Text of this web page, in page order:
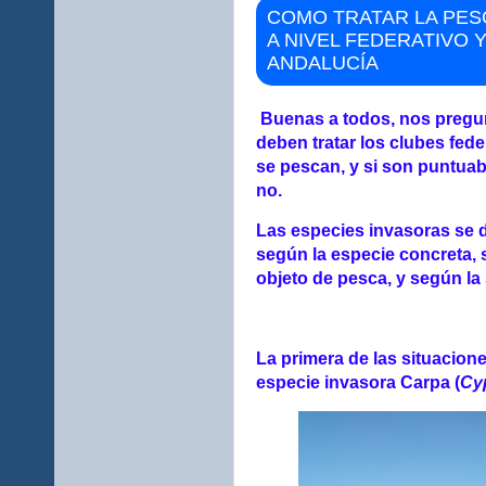
COMO TRATAR LA
A NIVEL FEDERATIVO
ANDALUCÍA
Buenas a todos, nos
deben tratar los clubes
se pescan, y si son
no.
Las especies invasoras se
según la especie concreta,
objeto de pesca, y según
La primera de las
especie invasora Carpa (